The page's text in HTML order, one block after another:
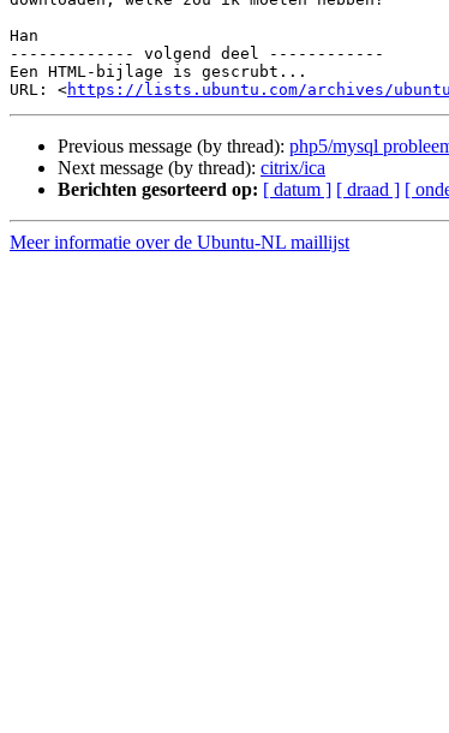
Han
------------- volgend deel ------------
Een HTML-bijlage is gescrubt...
URL: <https://lists.ubuntu.com/archives/
Previous message (by thread): php5/mysql
Next message (by thread): citrix/ica
Berichten gesorteerd op: [ datum ] [ draad ] [
Meer informatie over de Ubuntu-NL maillijst